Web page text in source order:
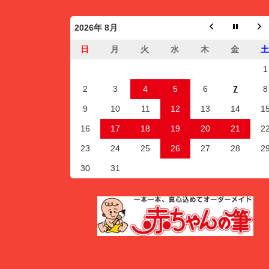
2026年 8月
日 月 火 水 木 金 土
1
2 3 4 5 6 7 8
9 10 11 12 13 14
16 17 18 19 20 21 22
23 24 25 26 27 28 29
30 31